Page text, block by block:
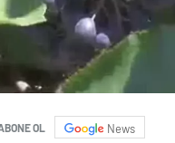
OL News